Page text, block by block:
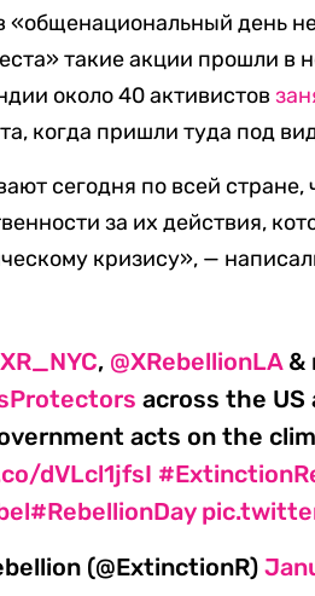
«общенациональный день
такие акции прошли в
около 40 активистов
когда пришли туда под
сегодня по всей стране,
за их действия,
кризису», —
, @XRebellionLA&
across the US
acts on the
dVLcl1jfsI
#RebellionDay
(@ExtinctionR)